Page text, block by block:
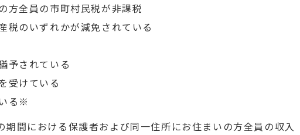
方全員の市町村民税が非課税
税のいずれかが減免されている
予されている
受けている
る※
間における保護者および同一住所にお住まいの方全員の収入